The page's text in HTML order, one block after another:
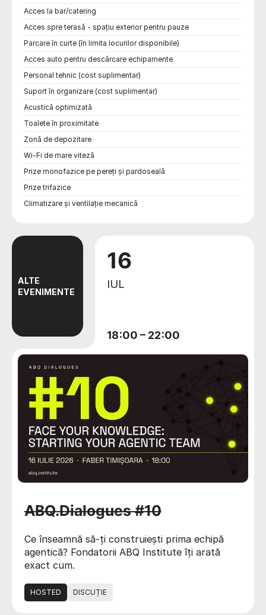
Acces la bar/catering
Acces spre terasă - spațiu exterior pentru pauze
Parcare în curte (în limita locurilor disponibile)
Acces auto pentru descărcare echipamente
Personal tehnic (cost suplimentar)
Suport în organizare (cost suplimentar)
Acustică optimizată
Toalete în proximitate
Zonă de depozitare
Wi-Fi de mare viteză
Prize monofazice pe pereți și pardoseală
Prize trifazice
Climatizare și ventilație mecanică
ALTE
EVENIMENTE
16
IUL
18:00 – 22:00
ABQ.Dialogues #10
Ce înseamnă să-ți construiești prima echipă
agentică? Fondatorii ABQ Institute îți arată
exact cum.
HOSTED DISCUȚIE